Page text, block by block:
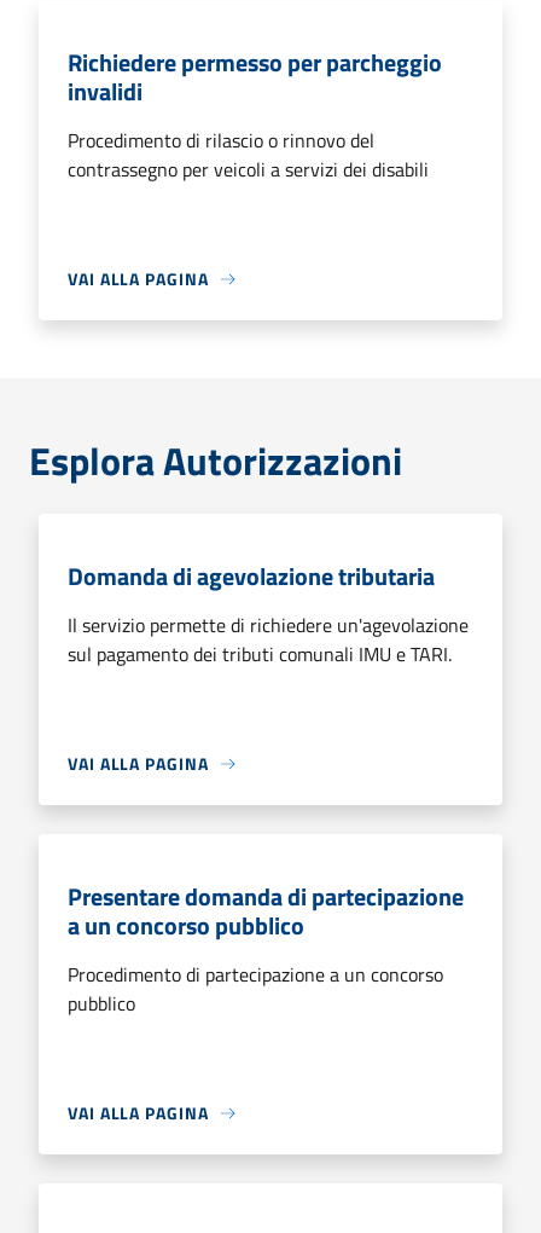
Richiedere permesso per parcheggio
invalidi
Procedimento di rilascio o rinnovo del
contrassegno per veicoli a servizi dei disabili
VAI ALLA PAGINA
Esplora Autorizzazioni
Domanda di agevolazione tributaria
Il servizio permette di richiedere un'agevolazione
sul pagamento dei tributi comunali IMU e TARI.
VAI ALLA PAGINA
Presentare domanda di partecipazione
a un concorso pubblico
Procedimento di partecipazione a un concorso
pubblico
VAI ALLA PAGINA